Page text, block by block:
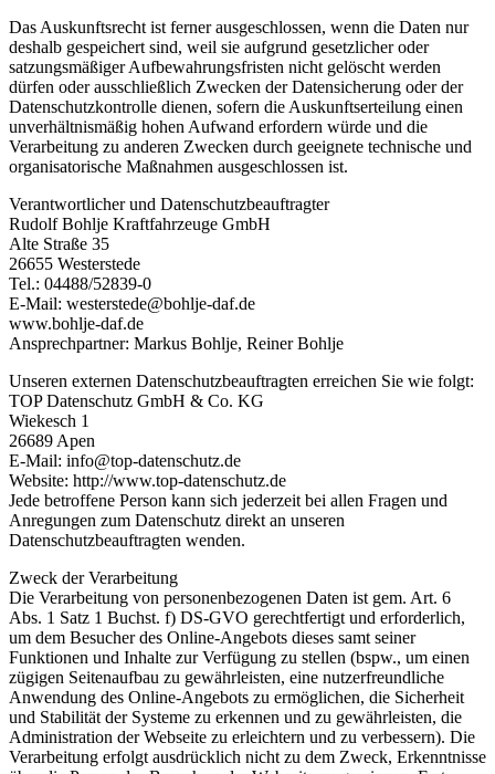
Das Auskunftsrecht ist ferner ausgeschlossen, wenn die Daten nur
deshalb gespeichert sind, weil sie aufgrund gesetzlicher oder
satzungsmäßiger Aufbewahrungsfristen nicht gelöscht werden
dürfen oder ausschließlich Zwecken der Datensicherung oder der
Datenschutzkontrolle dienen, sofern die Auskunftserteilung einen
unverhältnismäßig hohen Aufwand erfordern würde und die
Verarbeitung zu anderen Zwecken durch geeignete technische und
organisatorische Maßnahmen ausgeschlossen ist.
Verantwortlicher und Datenschutzbeauftragter
Rudolf Bohlje Kraftfahrzeuge GmbH
Alte Straße 35
26655 Westerstede
Tel.: 04488/52839-0
E-Mail: westerstede@bohlje-daf.de
www.bohlje-daf.de
Ansprechpartner: Markus Bohlje, Reiner Bohlje
Unseren externen Datenschutzbeauftragten erreichen Sie wie folgt:
TOP Datenschutz GmbH & Co. KG
Wiekesch 1
26689 Apen
E-Mail: info@top-datenschutz.de
Website: http://www.top-datenschutz.de
Jede betroffene Person kann sich jederzeit bei allen Fragen und
Anregungen zum Datenschutz direkt an unseren
Datenschutzbeauftragten wenden.
Zweck der Verarbeitung
Die Verarbeitung von personenbezogenen Daten ist gem. Art. 6
Abs. 1 Satz 1 Buchst. f) DS-GVO gerechtfertigt und erforderlich,
um dem Besucher des Online-Angebots dieses samt seiner
Funktionen und Inhalte zur Verfügung zu stellen (bspw., um einen
zügigen Seitenaufbau zu gewährleisten, eine nutzerfreundliche
Anwendung des Online-Angebots zu ermöglichen, die Sicherheit
und Stabilität der Systeme zu erkennen und zu gewährleisten, die
Administration der Webseite zu erleichtern und zu verbessern). Die
Verarbeitung erfolgt ausdrücklich nicht zu dem Zweck, Erkenntnisse